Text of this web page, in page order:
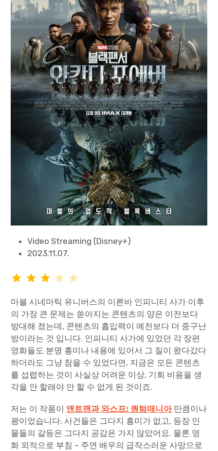
Blender Training
English
Video Streaming (Disney+)
2023.11.07.
⭐⭐
마블 시네마틱 유니버스의 이른바 인피니티 사가 이후
의 가장 큰 문제는 쏟아지는 콘텐츠의 양은 이전보다
방대해 졌는데, 콘텐츠의 흡입력이 예전보다 더 중구난
방이라는 것 입니다. 인피니티 사가에 있었던 각 장편
영화들도 분명 흥미나 내용에 있어서 그 질이 왔다갔다
하더라도 그냥 참을 수 있었다면, 지금은 모든 콘텐츠
를 섭렵하는 것이 사실상 어려운 이상, 기회 비용을 생
각을 안 할래야 안 할 수 없게 된 것이죠.
저는 이 작품이 앤트맨과 와스프: 퀀텀매니아만큼이나
꽝이었습니다. 사건들은 그다지 흥미가 없고, 등장 인
물들의 갈등은 그다지 공감은 가지 않았어요. 물론 영
화 외적으로 부침 – 주연 배우의 급작스러운 사망으로